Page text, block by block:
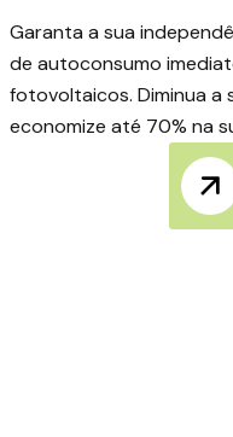
Garanta a sua
de autoconsumo
fotovoltaicos. Diminua a
economize até 70% na